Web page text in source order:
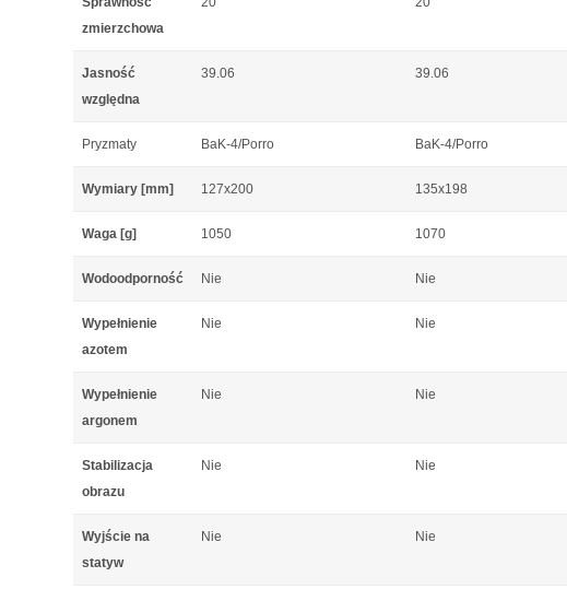
zmierzchowa
Jasność
względna
39.06 39.06
Pryzmaty BaK-4/Porro BaK-4/Porro
Wymiary [mm] 127x200 135x198
Waga [g] 1050 1070
Wodoodporność Nie Nie
Wypełnienie
azotem
Nie Nie
Wypełnienie
argonem
Nie Nie
Stabilizacja
obrazu
Nie Nie
Wyjście na
statyw
Nie Nie